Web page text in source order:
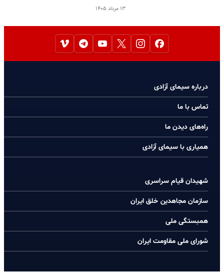
۱۳ مرداد ۱۴۰۵
درباره سیمای آزادی
تماس با ما
راه‌های دیدن ما
همیاری با سیمای آزادی
شهیدان قیام سراسری
سازمان مجاهدین خلق ایران
همبستگی ملی
شورای ملی مقاومت ایران